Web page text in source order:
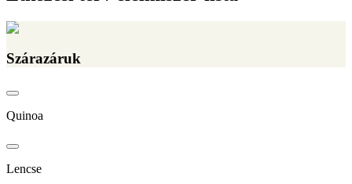
Szárazáruk
Quinoa
Lencse